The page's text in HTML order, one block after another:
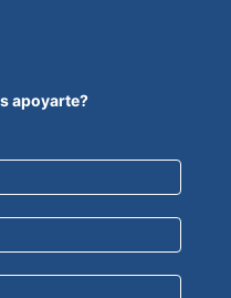
apoyarte?